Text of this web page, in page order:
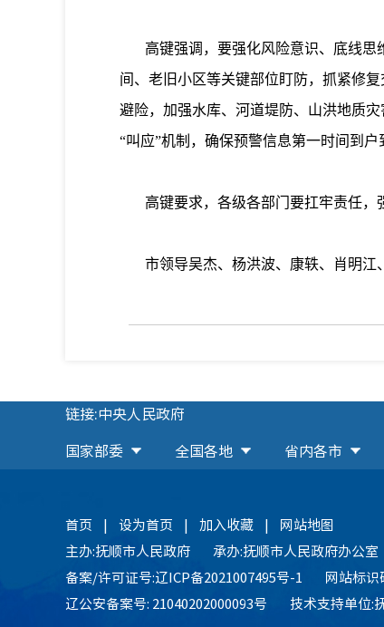
高键强调，要强化风险意识、底线思
间、老旧小区等关键部位盯防，抓紧修
避险，加强水库、河道堤防、山洪地质
“叫应”机制，确保预警信息第一时间到户
高键要求，各级各部门要扛牢责任，
市领导吴杰、杨洪波、康轶、肖明江
链接:中央人民政府
国家部委
全国各地 省内各市
首页 | 设为首页 | 加入收藏 |
网站地图
主办:抚顺市人民政府
承办:抚顺市人民政府办公室
备案/许可证号:辽ICP备2021007495号-1
网站标识
辽公安备案号: 21040202000093号
技术支持单位: